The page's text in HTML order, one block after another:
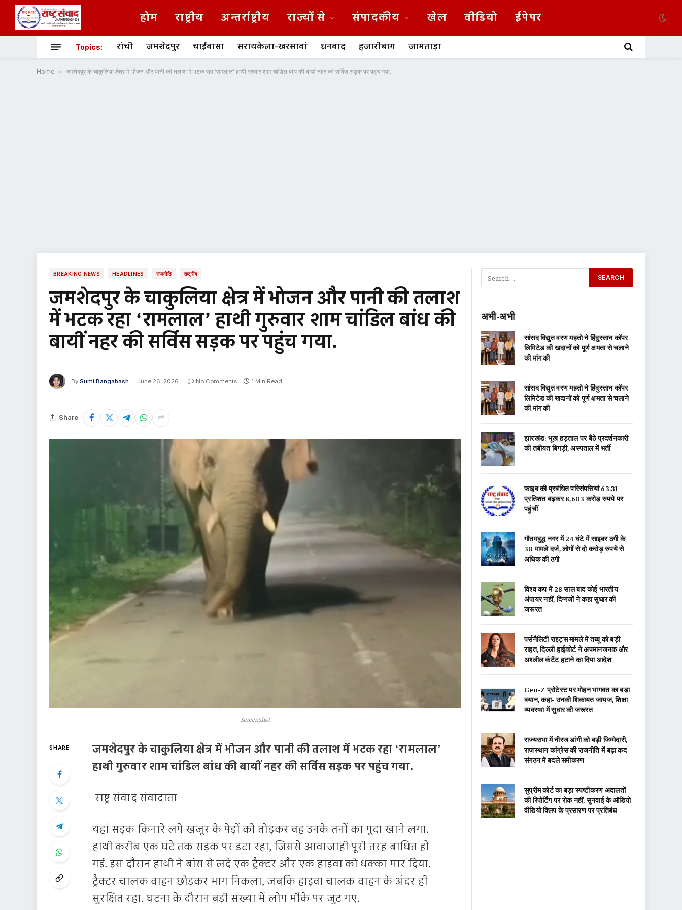
होम राष्ट्रीय अन्तर्राष्ट्रीय राज्यों से संपादकीय खेल वीडियो ईपेपर
Topics: रांची जमशेदपुर चाईबासा सरायकेला-खरसावां धनबाद हजारीबाग जामताड़ा
Home » जमशेदपुर के चाकुलिया क्षेत्र में भोजन और पानी की तलाश में भटक रहा ‘रामलाल’ हाथी गुरुवार शाम चांडिल बांध की बायीं नहर की सर्विस सड़क पर पहुंच गया.
BREAKING NEWS HEADLINES राजनीति राष्ट्रीय
जमशेदपुर के चाकुलिया क्षेत्र में भोजन और पानी की तलाश
में भटक रहा ‘रामलाल’ हाथी गुरुवार शाम चांडिल बांध की
बायीं नहर की सर्विस सड़क पर पहुंच गया.
By Sumi Bangabash June 26, 2026 No Comments 1 Min Read
Share
Screenshot
SHARE
जमशेदपुर के चाकुलिया क्षेत्र में भोजन और पानी की तलाश में भटक रहा ‘रामलाल’
हाथी गुरुवार शाम चांडिल बांध की बायीं नहर की सर्विस सड़क पर पहुंच गया.
राष्ट्र संवाद संवादाता
यहां सड़क किनारे लगे खजूर के पेड़ों को तोड़कर वह उनके तनों का गूदा खाने लगा.
हाथी करीब एक घंटे तक सड़क पर डटा रहा, जिससे आवाजाही पूरी तरह बाधित हो
गई. इस दौरान हाथी ने बांस से लदे एक ट्रैक्टर और एक हाइवा को धक्का मार दिया.
ट्रैक्टर चालक वाहन छोड़कर भाग निकला, जबकि हाइवा चालक वाहन के अंदर ही
सुरक्षित रहा. घटना के दौरान बड़ी संख्या में लोग मौके पर जुट गए.
अभी-अभी
सांसद विद्युत वरण महतो ने हिंदुस्तान कॉपर
लिमिटेड की खदानों को पूर्ण क्षमता से चलाने
की मांग की
सांसद विद्युत वरण महतो ने हिंदुस्तान कॉपर
लिमिटेड की खदानों को पूर्ण क्षमता से चलाने
की मांग की
झारखंड: भूख हड़ताल पर बैठे प्रदर्शनकारी
की तबीयत बिगड़ी, अस्पताल में भर्ती
फाइब की प्रबंधित परिसंपत्तियां 63.31
प्रतिशत बढ़कर 8,603 करोड़ रुपये पर
पहुंचीं
गौतमबुद्ध नगर में 24 घंटे में साइबर ठगी के
30 मामले दर्ज, लोगों से दो करोड़ रुपये से
अधिक की ठगी
विश्व कप में 28 साल बाद कोई भारतीय
अंपायर नहीं, दिग्गजों ने कहा सुधार की
जरूरत
पर्सनैलिटी राइट्स मामले में तब्बू को बड़ी
राहत, दिल्ली हाईकोर्ट ने अपमानजनक और
अश्लील कंटेंट हटाने का दिया आदेश
Gen-Z प्रोटेस्ट पर मोहन भागवत का बड़ा
बयान, कहा- उनकी शिकायत जायज, शिक्षा
व्यवस्था में सुधार की जरूरत
राज्यसभा में नीरज डांगी को बड़ी जिम्मेदारी,
राजस्थान कांग्रेस की राजनीति में बढ़ा कद
संगठन में बदले समीकरण
सुप्रीम कोर्ट का बड़ा स्पष्टीकरण अदालतों
की रिपोर्टिंग पर रोक नहीं, सुनवाई के ऑडियो
वीडियो क्लिप के प्रसारण पर प्रतिबंध